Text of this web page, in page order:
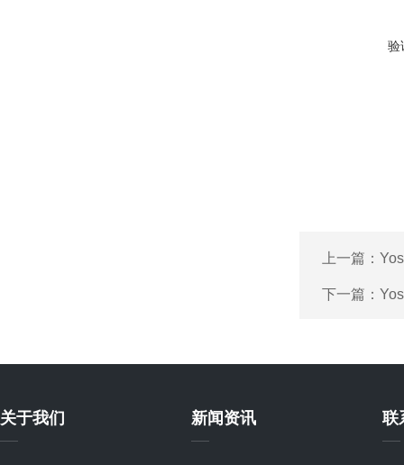
验
上一篇：
下一篇：
关于我们 新闻资讯 联